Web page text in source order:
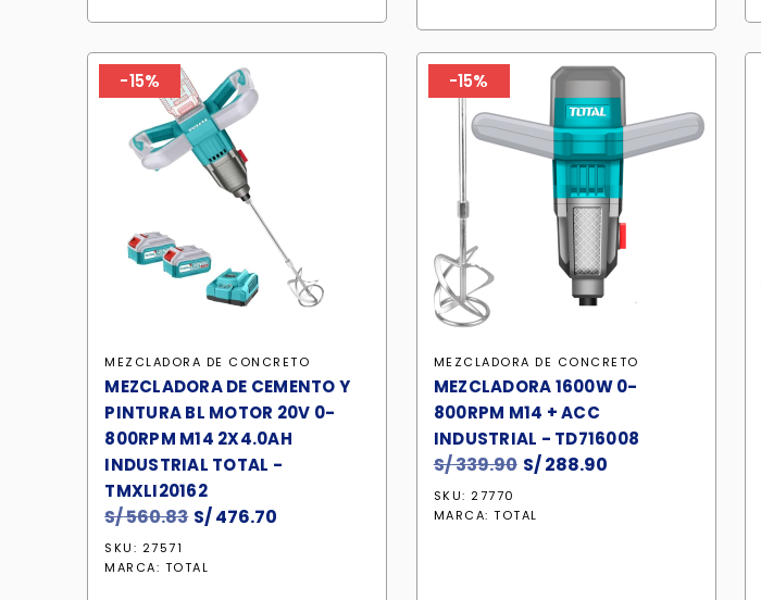
S/ 499.90.S/ 424.90.
-15%
MEZCLADORA DE CONCRETO
MEZCLADORA DE CEMENTO Y
PINTURA BL MOTOR 20V 0-
800RPM M14 2X4.0AH
INDUSTRIAL TOTAL -
TMXLI20162
S/560.83 El
original
S/476.70
SKU: 27571
MARCA: TOTAL
-15%
MEZCLADORA DE CONCRETO
MEZCLADORA 1600W 0-
800RPM M14 + ACC
INDUSTRIAL - TD716008
S/339.90 El
original
S/288.90
SKU: 27770
MARCA:TOTAL